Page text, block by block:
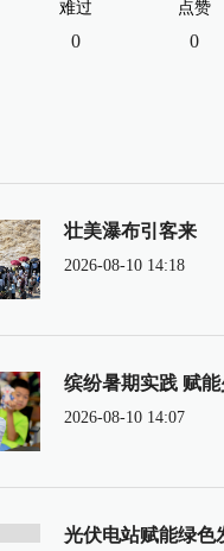
难过
0
点赞
0
壮美瀑布引客来
2026-08-10 14:18
缤纷暑期实践 赋
2026-08-10 14:07
光伏电站赋能绿色